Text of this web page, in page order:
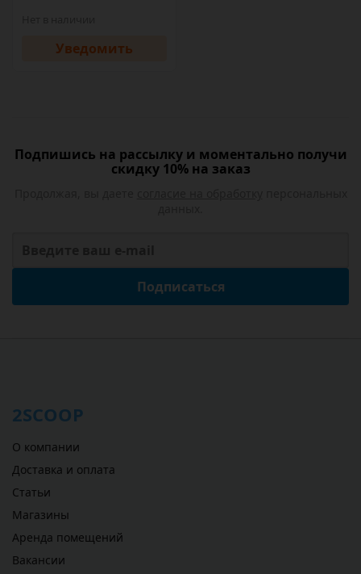
Уведомить
Подпишись на рассылку и моментально получи
скидку 10% на заказ
Подписаться
2SCOOP
О компании
Доставка и оплата
Статьи
Магазины
Аренда помещений
Вакансии